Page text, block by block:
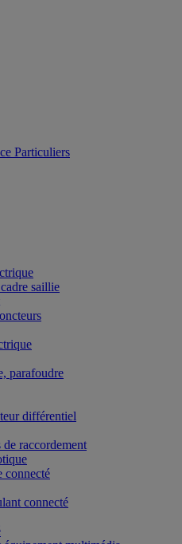
Particuliers
saillie
parafoudre
différentiel
de raccordement
connecté
connecté